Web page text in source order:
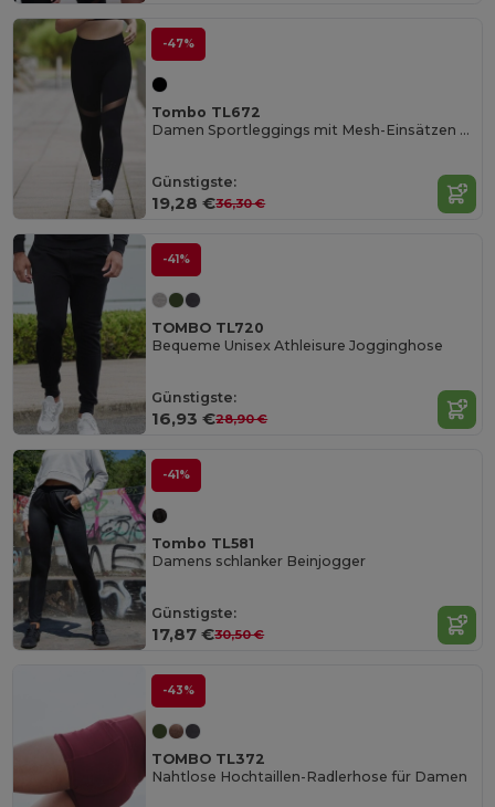
-47%
Tombo TL672
Damen Sportleggings mit Mesh-Einsätzen und Innentasche
Günstigste:
19,28 €36,30 €
-41%
TOMBO TL720
Bequeme Unisex Athleisure Jogginghose
Günstigste:
16,93 €28,90 €
-41%
Tombo TL581
Damens schlanker Beinjogger
Günstigste:
17,87 €30,50 €
-43%
TOMBO TL372
Nahtlose Hochtaillen-Radlerhose für Damen